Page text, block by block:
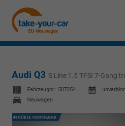
Audi Q3 S Line 1.5 TFSI 7-Gang
Fahrzeugnr.: 507254
Neuwagen